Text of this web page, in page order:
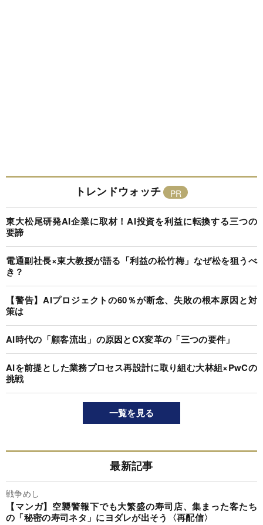
トレンドウォッチ
東大松尾研発AI企業に取材！AI投資を利益に転換する三つの
要諦
電通副社長×東大教授が語る「利益の松竹梅」なぜ松を狙うべ
き？
【警告】AIプロジェクトの60％が断念、失敗の根本原因と対
策は
AI時代の「顧客流出」の原因とCX変革の「三つの要件」
AIを前提とした業務プロセス再設計に取り組む大林組×PwCの
挑戦
一覧を見る
最新記事
戦争めし
【マンガ】空襲警報下でも大繁盛の寿司店、集まった客たち
の「秘密の寿司ネタ」にヨダレが出そう〈再配信〉